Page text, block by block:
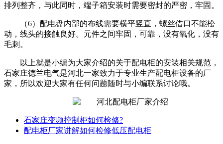
排列整齐，与此同时，端子箱安装时需要密封的严密，牢固。
（6）配电盘内部的布线需要横平竖直，螺丝借口不能松
动，线头的接触良好。元件之间牢固，可靠，没有氧化，没有
毛刺。
以上就是小编为大家介绍的关于配电柜的安装相关规范，
石家庄德兰电气是河北一家致力于专业生产配电柜设备的厂
家，所以欢迎大家有任何问题随时与小编联系讨论哦。
石家庄变频控制柜如何检修?
配电柜厂家讲解如何检修低压配电柜